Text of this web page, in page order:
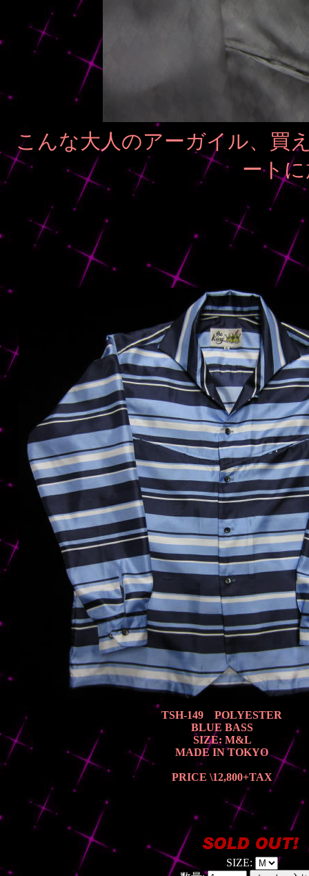
こんな大人のアーガイル、買
ート
TSH-149 POLYESTER
BLUE BASS
SIZE: M&L
MADE IN TOKYO
PRICE \12,800+TAX
SIZE: